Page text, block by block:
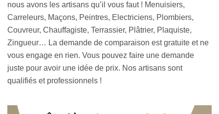
nous avons les artisans qu’il vous faut ! Menuisiers,
Carreleurs, Maçons, Peintres, Electriciens, Plombiers,
Couvreur, Chauffagiste, Terrassier, Plâtrier, Plaquiste,
Zingueur… La demande de comparaison est gratuite et ne
vous engage en rien. Vous pouvez faire une demande
juste pour avoir une idée de prix. Nos artisans sont
qualifiés et professionnels !